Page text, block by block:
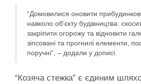
“Домовилися оновити
навколо об’єкту будівництва:
закріпити огорожу та відновити
зіпсовані та прогнилі елементи,
поручні”, – додали у дописі.
“Козяча стежка” є єдиним